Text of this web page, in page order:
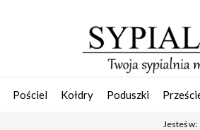
Pościel Kołdry Poduszki
Jesteś w: